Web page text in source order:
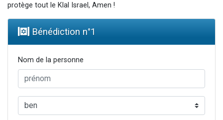
protège tout le Klal Israel, Amen !
Bénédiction n°1
Nom de la personne